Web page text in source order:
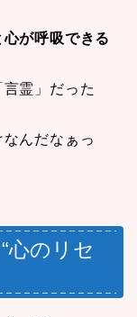
心が呼吸できる
霊」だった
なんだなぁっ
心のリセ